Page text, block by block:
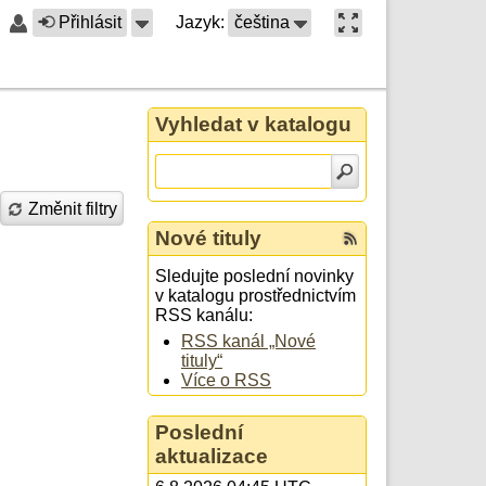
Přihlásit Jazyk: čeština
Změnit filtry
Vyhledat v katalogu
Nové tituly
Sledujte poslední novinky
v katalogu prostřednictvím
RSS kanálu:
RSS kanál „Nové
tituly“
Více o RSS
Poslední
aktualizace